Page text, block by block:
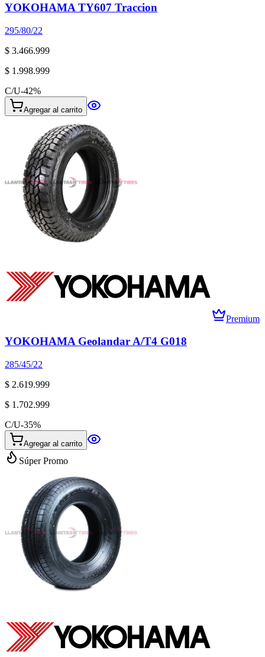
YOKOHAMA TY607 Traccion
295/80/22
$ 3.466.999
$ 1.998.999
C/U-42%
Agregar al carrito
Premium
YOKOHAMA Geolandar A/T4 G018
285/45/22
$ 2.619.999
$ 1.702.999
C/U-35%
Agregar al carrito
Súper Promo